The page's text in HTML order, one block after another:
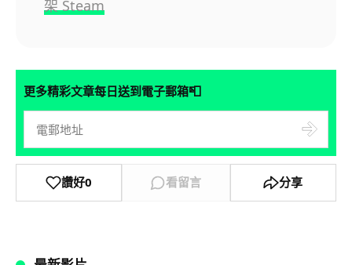
架 Steam
更多精彩文章每日送到電子郵箱📮
讚好0 看留言 分享